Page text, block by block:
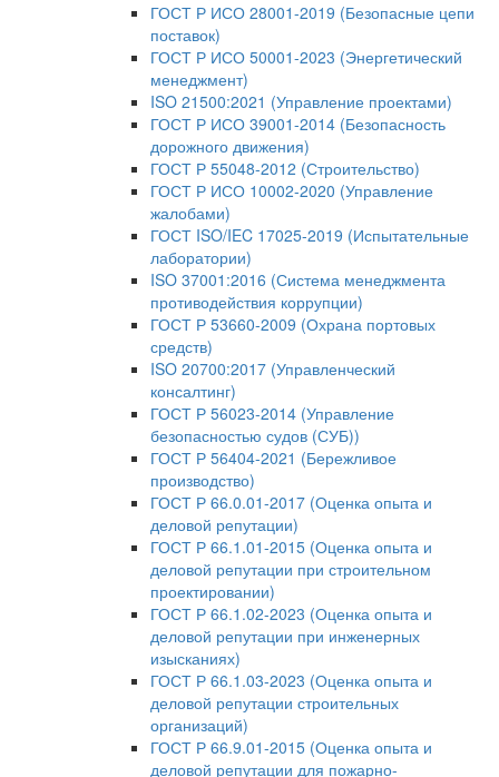
ГОСТ Р ИСО 28001-2019 (Безопасные цепи
поставок)
ГОСТ Р ИСО 50001-2023 (Энергетический
менеджмент)
ISO 21500:2021 (Управление проектами)
ГОСТ Р ИСО 39001-2014 (Безопасность
дорожного движения)
ГОСТ Р 55048-2012 (Строительство)
ГОСТ Р ИСО 10002-2020 (Управление
жалобами)
ГОСТ ISO/IEC 17025-2019 (Испытательные
лаборатории)
ISO 37001:2016 (Система менеджмента
противодействия коррупции)
ГОСТ Р 53660-2009 (Охрана портовых
средств)
ISO 20700:2017 (Управленческий
консалтинг)
ГОСТ Р 56023-2014 (Управление
безопасностью судов (СУБ))
ГОСТ Р 56404-2021 (Бережливое
производство)
ГОСТ Р 66.0.01-2017 (Оценка опыта и
деловой репутации)
ГОСТ Р 66.1.01-2015 (Оценка опыта и
деловой репутации при строительном
проектировании)
ГОСТ Р 66.1.02-2023 (Оценка опыта и
деловой репутации при инженерных
изысканиях)
ГОСТ Р 66.1.03-2023 (Оценка опыта и
деловой репутации строительных
организаций)
ГОСТ Р 66.9.01-2015 (Оценка опыта и
деловой репутации для пожарно-